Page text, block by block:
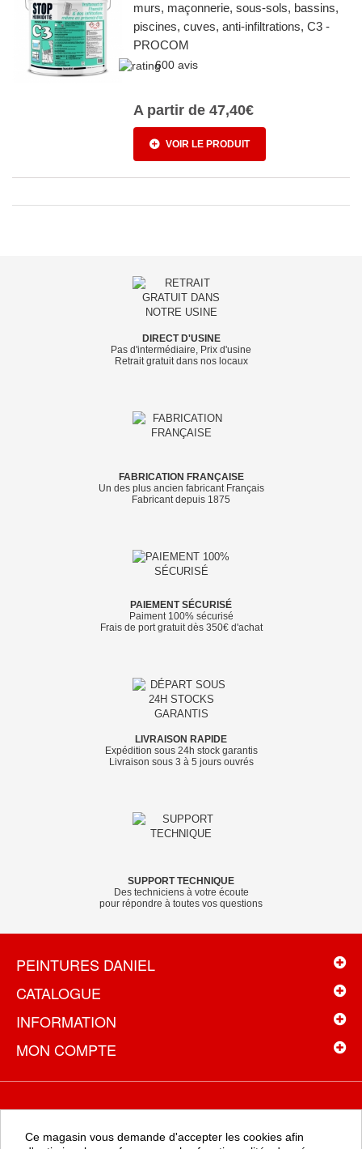
murs, maçonnerie, sous-sols, bassins,
piscines, cuves, anti-infiltrations, C3 -
PROCOM
600 avis
A partir de 47,40€
VOIR LE PRODUIT
DIRECT D'USINE
Pas d'intermédiaire, Prix d'usine
Retrait gratuit dans nos locaux
FABRICATION FRANÇAISE
Un des plus ancien fabricant Français
Fabricant depuis 1875
PAIEMENT SÉCURISÉ
Paiment 100% sécurisé
Frais de port gratuit dès 350€ d'achat
LIVRAISON RAPIDE
Expédition sous 24h stock garantis
Livraison sous 3 à 5 jours ouvrés
SUPPORT TECHNIQUE
Des techniciens à votre écoute
pour répondre à toutes vos questions
PEINTURES DANIEL
CATALOGUE
INFORMATION
MON COMPTE
Recevez toutes les promotions en exclusivité en vous inscrivant à
Ce magasin vous demande d'accepter les cookies afin